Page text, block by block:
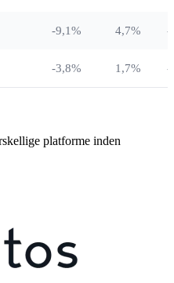
-9,1% 4,7% -
-3,8% 1,7% -
platforme inden